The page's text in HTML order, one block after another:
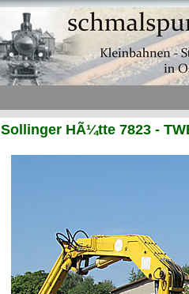
Sollinger HÃ¼tte 7823 -